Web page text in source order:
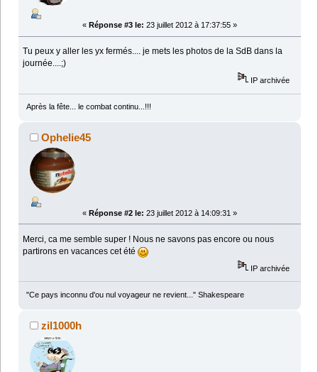
« Réponse #3 le: 23 juillet 2012 à 17:37:55 »
Tu peux y aller les yx fermés.... je mets les photos de la SdB dans la
journée....;)
IP archivée
Après la fête... le combat continu...!!!
Ophelie45
« Réponse #2 le: 23 juillet 2012 à 14:09:31 »
Merci, ca me semble super ! Nous ne savons pas encore ou nous
partirons en vacances cet été
IP archivée
"Ce pays inconnu d'ou nul voyageur ne revient..." Shakespeare
zil1000h